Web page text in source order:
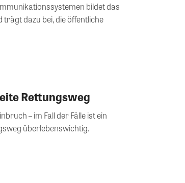
bildet das
dazu bei, die öffentliche
Rettungsweg
– im Fall der Fälle ist ein
überlebenswichtig.